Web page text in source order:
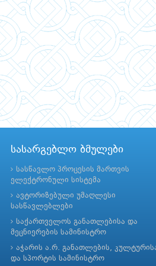
სასარგებლო ბმულები
სასწავლო პროცესის მართვის
ელექტრონული სისტემა
ავტორიზებული უმაღლესი
სასწავლებლები
საქართველოს განათლებისა და
მეცნიერების სამინისტრო
აჭარის ა.რ. განათლების,
და სპორტის სამინისტრო